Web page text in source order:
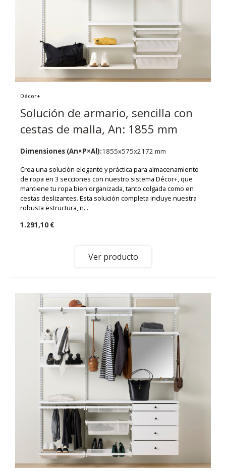
Décor+
Solución de armario, sencilla con
cestas de malla, An: 1855 mm
Dimensiones (An×P×Al):1855x575x2172 mm
Crea una solución elegante y práctica para almacenamiento
de ropa en 3 secciones con nuestro sistema Décor+, que
mantiene tu ropa bien organizada, tanto colgada como en
cestas deslizantes. Esta solución completa incluye nuestra
robusta estructura, n...
1.291,10 €
Ver producto